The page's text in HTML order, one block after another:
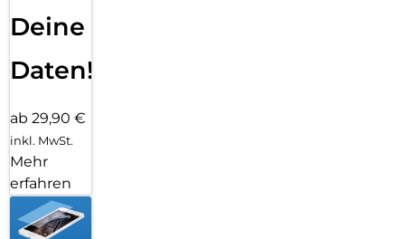
Deine
Daten!
ab 29,90 €
inkl. MwSt.
Mehr
erfahren